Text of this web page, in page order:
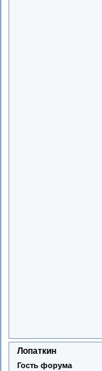
Лопаткин
Гость форума